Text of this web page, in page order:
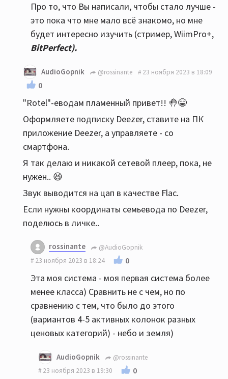
Про то, что Вы написали, чтобы стало лучше -
это пока что мне мало всё знакомо, но мне
будет интересно изучить (стример, WiimPro+,
BitPerfect).
AudioGopnik @rossinante 23 ноября 2023 в 18:09
0
"Rotel"-еводам пламенный привет!! 🤚😁
Оформляете подписку Deezer, cтавите на ПК
приложение Deezer, а управляете - со
смартфона.
Я так делаю и никакой сетевой плеер, пока, не
нужен.. 😆
Звук выводится на цап в качестве Flac.
Если нужны координаты семьевода по Deezer,
поделюсь в личке..
rossinante
@AudioGopnik
23 ноября 2023 в 18:24
0
Эта моя система - моя первая система более
менее класса) Сравнить не с чем, но по
сравнению с тем, что было до этого
(вариантов 4-5 активных колонок разных
ценовых категорий) - небо и земля)
AudioGopnik
@rossinante
23 ноября 2023 в 19:30
0